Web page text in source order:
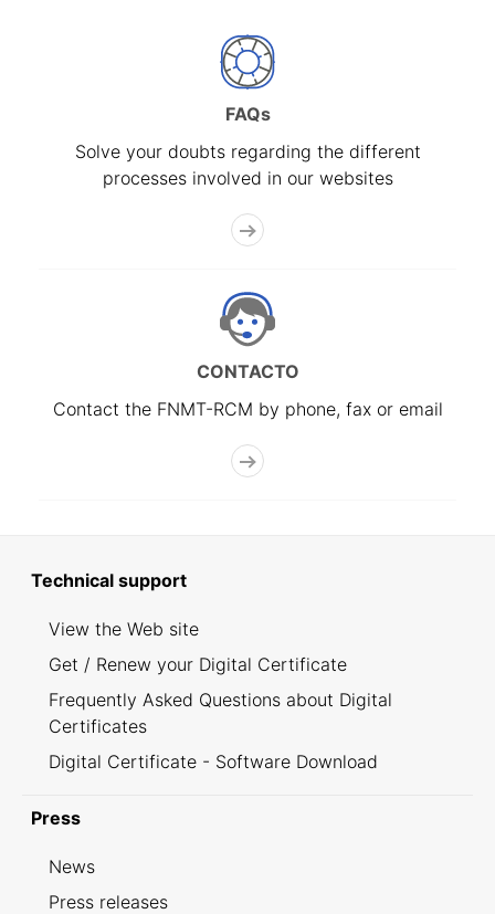
FAQs
Solve your doubts regarding the different
processes involved in our websites
CONTACTO
Contact the FNMT-RCM by phone, fax or email
Technical support
View the Web site
Get / Renew your Digital Certificate
Frequently Asked Questions about Digital
Certificates
Digital Certificate - Software Download
Press
News
Press releases